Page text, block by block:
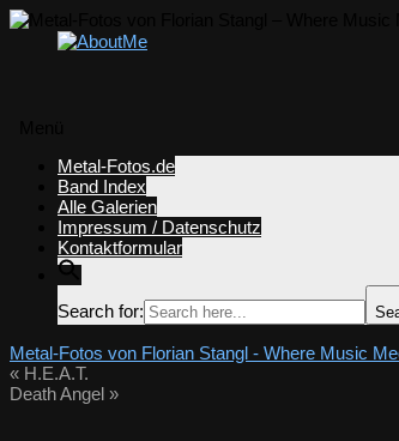
springen
Metal-Fotos.de
Band Index
Alle Galerien
Impressum / Datenschutz
Kontaktformular
Search for:
Metal-Fotos von Florian Stangl - Where Music
« H.E.A.T.
Death Angel »